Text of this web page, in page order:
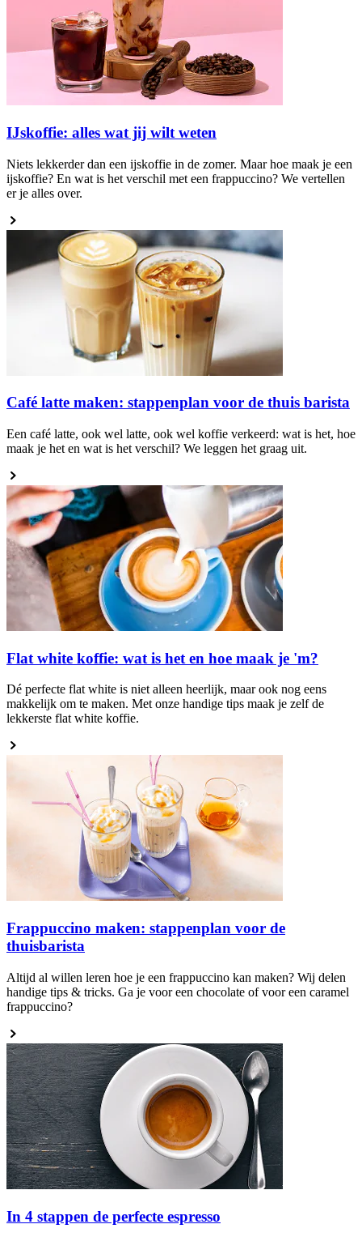
IJskoffie: alles wat jij wilt weten
Niets lekkerder dan een ijskoffie in de zomer. Maar hoe maak je een
ijskoffie? En wat is het verschil met een frappuccino? We vertellen
er je alles over.
Café latte maken: stappenplan voor de thuis barista
Een café latte, ook wel latte, ook wel koffie verkeerd: wat is het, hoe
maak je het en wat is het verschil? We leggen het graag uit.
Flat white koffie: wat is het en hoe maak je 'm?
Dé perfecte flat white is niet alleen heerlijk, maar ook nog eens
makkelijk om te maken. Met onze handige tips maak je zelf de
lekkerste flat white koffie.
Frappuccino maken: stappenplan voor de
thuisbarista
Altijd al willen leren hoe je een frappuccino kan maken? Wij delen
handige tips & tricks. Ga je voor een chocolate of voor een caramel
frappuccino?
In 4 stappen de perfecte espresso